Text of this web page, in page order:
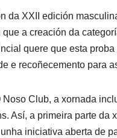
da XXII edición
a creación da
quere que esta
e recoñecemento para
Club, a xornada
Así, a primeira parte
iniciativa aberta de